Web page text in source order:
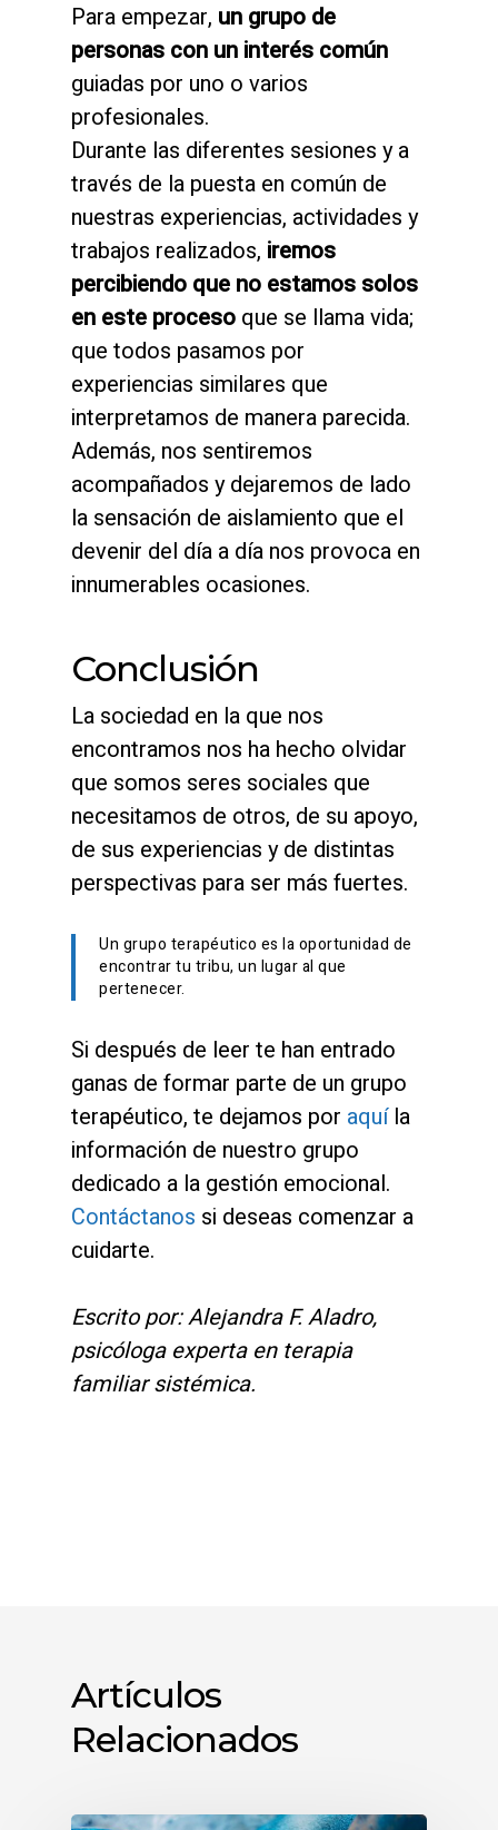
Para empezar, un grupo de
personas con un interés común
guiadas por uno o varios
profesionales.
Durante las diferentes sesiones y a
través de la puesta en común de
nuestras experiencias, actividades y
trabajos realizados, iremos
percibiendo que no estamos solos
en este proceso que se llama vida;
que todos pasamos por
experiencias similares que
interpretamos de manera parecida.
Además, nos sentiremos
acompañados y dejaremos de lado
la sensación de aislamiento que el
devenir del día a día nos provoca en
innumerables ocasiones.
Conclusión
La sociedad en la que nos
encontramos nos ha hecho olvidar
que somos seres sociales que
necesitamos de otros, de su apoyo,
de sus experiencias y de distintas
perspectivas para ser más fuertes.
Un grupo terapéutico es la oportunidad de
encontrar tu tribu, un lugar al que
pertenecer.
Si después de leer te han entrado
ganas de formar parte de un grupo
terapéutico, te dejamos por aquíla
información de nuestro grupo
dedicado a la gestión emocional.
Contáctanos si deseas comenzar a
cuidarte.
Escrito por: Alejandra F. Aladro,
psicóloga experta en terapia
familiar sistémica.
Artículos
Relacionados